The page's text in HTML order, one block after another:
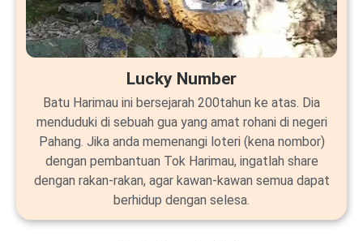
Lucky Number
Batu Harimau ini bersejarah 200tahun ke atas. Dia
menduduki di sebuah gua yang amat rohani di negeri
Pahang. Jika anda memenangi loteri (kena nombor)
dengan pembantuan Tok Harimau, ingatlah share
dengan rakan-rakan, agar kawan-kawan semua dapat
berhidup dengan selesa.